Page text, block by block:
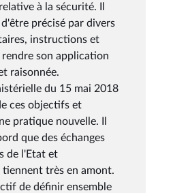
à la sécurité. Il
d'être précisé par divers
instructions et
son application
raisonnée.
du 15 mai 2018
ces objectifs et
pratique nouvelle. Il
que des échanges
de l'Etat et
tiennent très en amont.
de définir ensemble